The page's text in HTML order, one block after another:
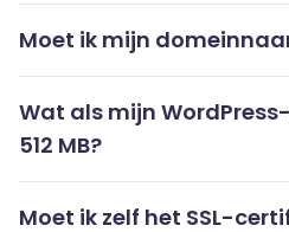
Moet ik mijn
Wat als mijn
512 MB?
Moet ik zelf het SSL-